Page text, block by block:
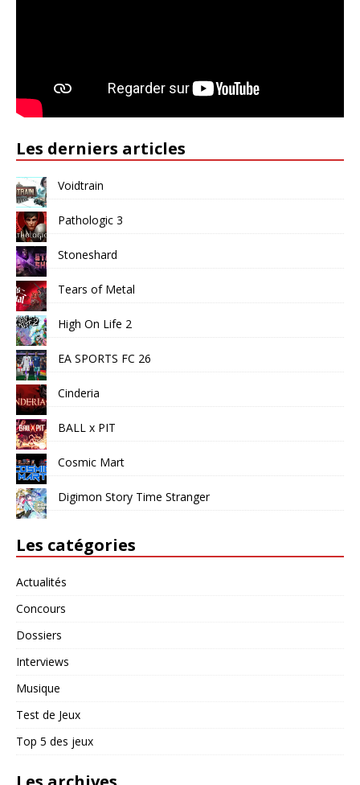
Les derniers articles
Voidtrain
Pathologic 3
Stoneshard
Tears of Metal
High On Life 2
EA SPORTS FC 26
Cinderia
BALL x PIT
Cosmic Mart
Digimon Story Time Stranger
Les catégories
Actualités
Concours
Dossiers
Interviews
Musique
Test de Jeux
Top 5 des jeux